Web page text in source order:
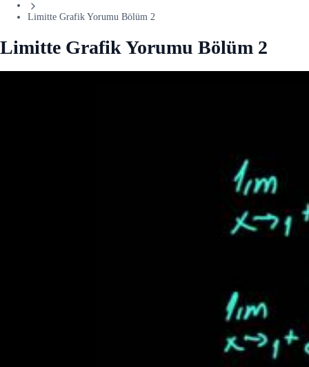
Limitte Grafik Yorumu Bölüm 2
Limitte Grafik Yorumu Bölüm 2